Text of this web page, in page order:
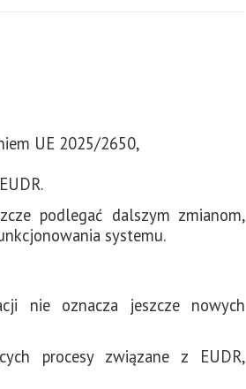
UE 2025/2650,
podlegać dalszym zmianom,
systemu.
nie oznacza jeszcze nowych
procesy związane z EUDR,